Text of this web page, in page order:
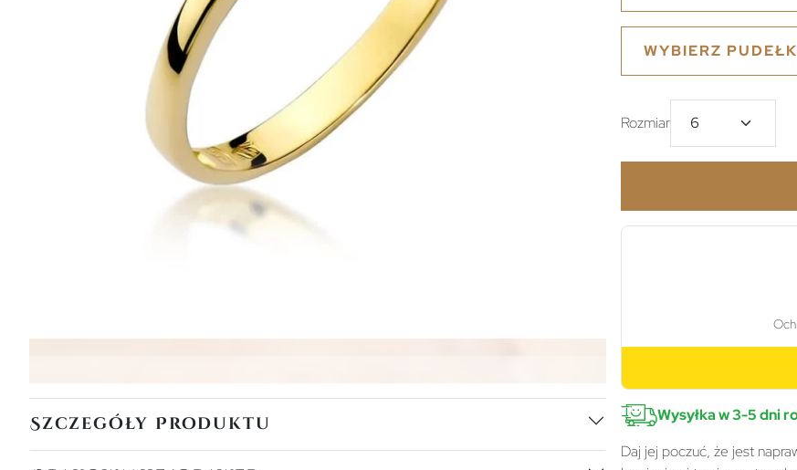
Szczegóły Produktu
WYBIERZ
Rozmiar
Wysyłka w 3-5 dni
Daj jej poczuć, że jest